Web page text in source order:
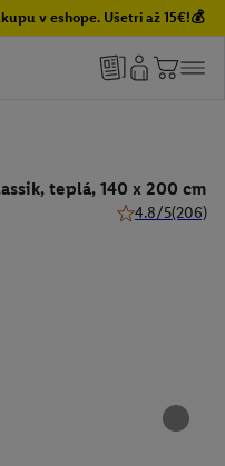
v eshope. Ušetri až 15€!💰
teplá, 140 x 200 cm
4.8/5(206)